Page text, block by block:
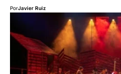
PorJavier Ruiz